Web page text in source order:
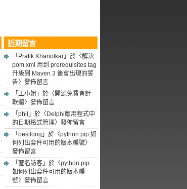
近期留言
「 Pratik Khanolkar 」於〈解決
pom.xml 用到 prerequisites tag
升級到 Maven 3 後會出現的警
告〉發佈留言
「 王小姐 」於〈開源免費會計
軟體〉發佈留言
「 phil 」於〈Delphi應用程式中
的日期格式管理〉發佈留言
「 bestlong 」於〈python pip 如
何列出套件可用的版本編號〉
發佈留言
「 匿名訪客 」於〈python pip
如何列出套件可用的版本編
號〉發佈留言